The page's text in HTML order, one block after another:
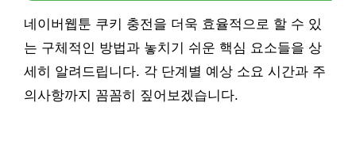
네이버웹툰 쿠키 충전을 더욱 효율적으로 할 수 있
는 구체적인 방법과 놓치기 쉬운 핵심 요소들을 상
세히 알려드립니다. 각 단계별 예상 소요 시간과 주
의사항까지 꼼꼼히 짚어보겠습니다.